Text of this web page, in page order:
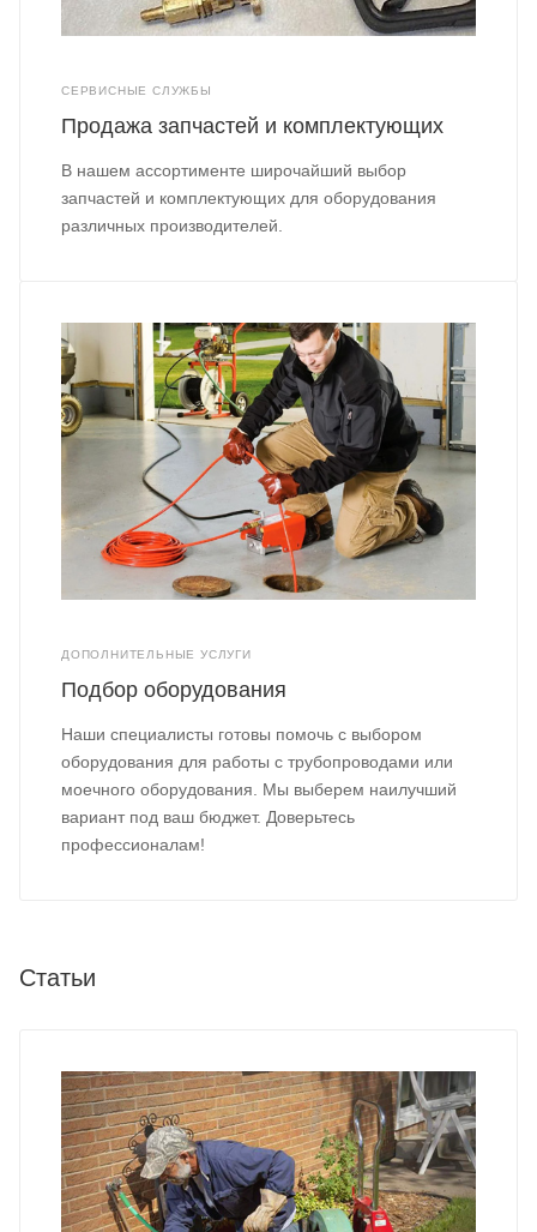
СЕРВИСНЫЕ СЛУЖБЫ
Продажа запчастей и комплектующих
В нашем ассортименте широчайший выбор
запчастей и комплектующих для оборудования
различных производителей.
ДОПОЛНИТЕЛЬНЫЕ УСЛУГИ
Подбор оборудования
Наши специалисты готовы помочь с выбором
оборудования для работы с трубопроводами или
моечного оборудования. Мы выберем наилучший
вариант под ваш бюджет. Доверьтесь
профессионалам!
Статьи